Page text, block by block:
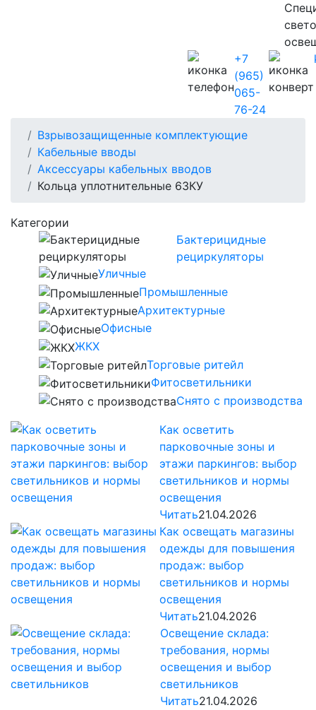
+7
(965)
065-
76-24
Взрывозащищенные комплектующие
Кабельные вводы
Аксесcуары кабельных вводов
Кольца уплотнительные 63КУ
Категории
Бактерицидные
рециркуляторы
Уличные
Промышленные
Архитектурные
Офисные
ЖКХ
Торговые ритейл
Фитосветильники
Снято с производства
Как осветить
парковочные зоны и
этажи паркингов: выбор
светильников и нормы
освещения
Читать21.04.2026
Как освещать магазины
одежды для повышения
продаж: выбор
светильников и нормы
освещения
Читать21.04.2026
Освещение склада:
требования, нормы
освещения и выбор
светильников
Читать21.04.2026